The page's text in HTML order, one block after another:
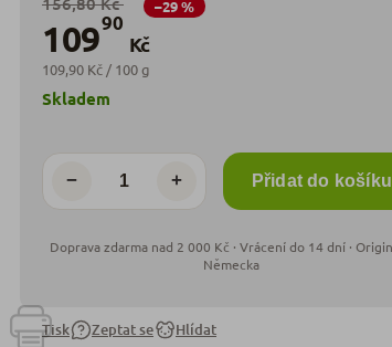
–29 %
10990
Kč
109,90 Kč / 100 g
+
− Přidat do košíku
Skladem
Tisk Zeptat se Hlídat